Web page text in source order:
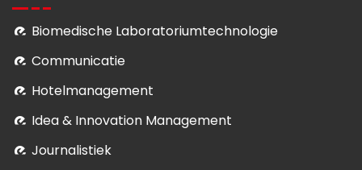
Biomedische Laboratoriumtechnologie
Communicatie
Hotelmanagement
Idea & Innovation Management
Journalistiek